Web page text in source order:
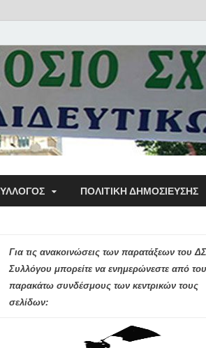
Αθηνών
Π.Ε.
ΠΟΛΙΤΙΚΉ ΔΗΜΟΣΊΕΥΣΗΣ
Για τις ανακοινώσεις των παρατάξεων του
Συλλόγου μπορείτε να ενημερώνεστε από
παρακάτω συνδέσμους των κεντρικών τους
σελίδων: